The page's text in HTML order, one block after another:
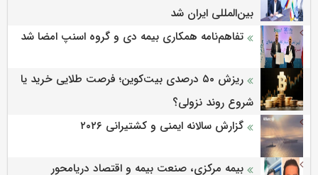
بین‌المللی ایران شد
تفاهم‌نامه همکاری بیمه دی و گروه اسنپ امضا شد
ریزش ۵۰ درصدی بیت‌کوین؛ فرصت طلایی خرید یا
شروع روند نزولی؟
گزارش سالانه ایمنی و كشتیرانی ۲۰۲۶
بیمه مرکزی، صنعت بیمه و اقتصاد دریامحور